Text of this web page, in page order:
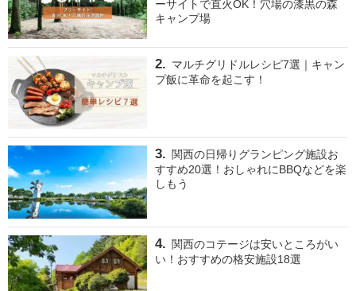
ーサイトで直火OK！穴場の漆黒の森
キャンプ場
マルチグリドルレシピ7選｜キャン
プ飯に革命を起こす！
関西の日帰りグランピング施設お
すすめ20選！おしゃれにBBQなどを楽
しもう
関西のコテージは安いところがい
い！おすすめの格安施設18選